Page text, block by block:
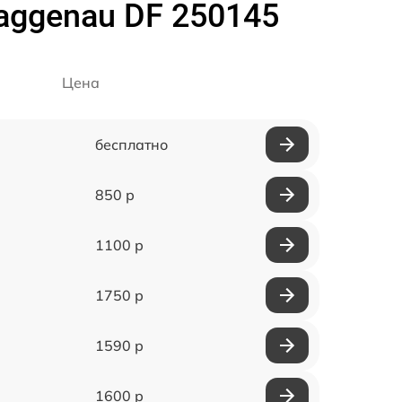
DF 250145
Цена
бесплатно
850 р
1100 р
1750 р
1590 р
1600 р